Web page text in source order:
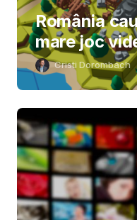
România
mare joc
Cristi Dorombach